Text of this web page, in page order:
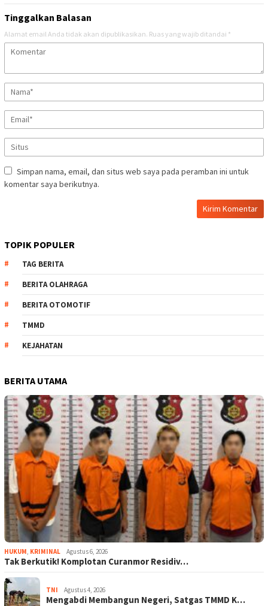
Tinggalkan Balasan
Alamat email Anda tidak akan dipublikasikan. Ruas yang wajib ditandai *
Simpan nama, email, dan situs web saya pada peramban ini untuk
komentar saya berikutnya.
TOPIK POPULER
TAG BERITA
BERITA OLAHRAGA
BERITA OTOMOTIF
TMMD
KEJAHATAN
BERITA UTAMA
HUKUM KRIMINAL Agustus 6, 2026
Tak Berkutik! Komplotan Curanmor Residiv…
TNI Agustus 4, 2026
Mengabdi Membangun Negeri, Satgas TMMD K…